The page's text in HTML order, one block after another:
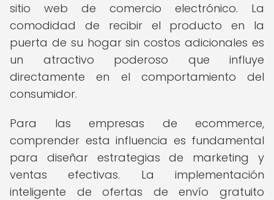
sitio web de comercio electrónico. La
comodidad de recibir el producto en la
puerta de su hogar sin costos adicionales es
un atractivo poderoso que influye
directamente en el comportamiento del
consumidor.
Para las empresas de ecommerce,
comprender esta influencia es fundamental
para diseñar estrategias de marketing y
ventas efectivas. La implementación
inteligente de ofertas de envío gratuito